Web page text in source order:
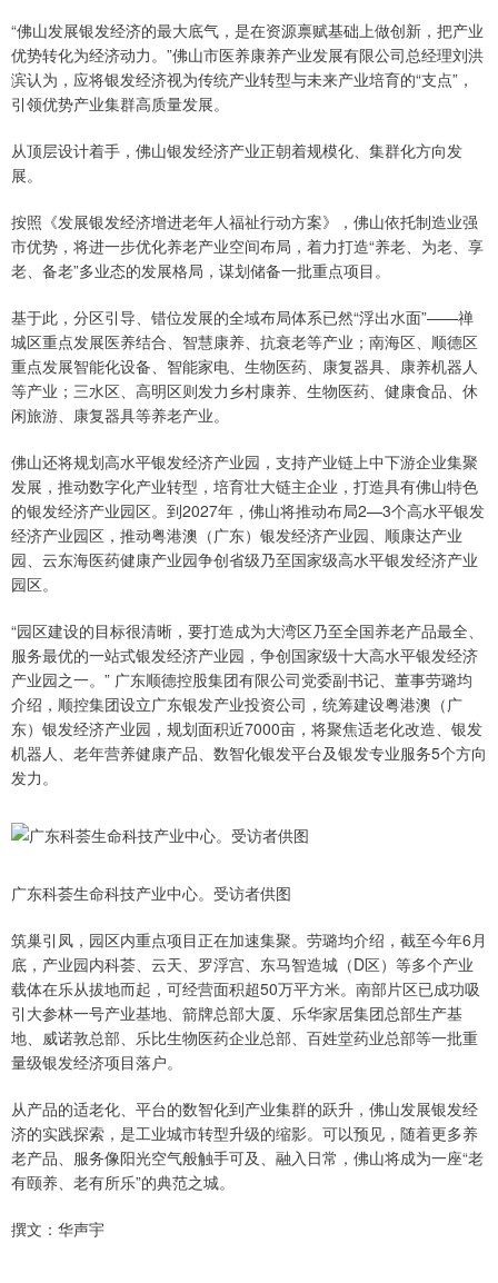
“佛山发展银发经济的最大底气，是在资源禀赋基础上做创新，把产业
优势转化为经济动力。”佛山市医养康养产业发展有限公司总经理刘洪
滨认为，应将银发经济视为传统产业转型与未来产业培育的“支点”，
引领优势产业集群高质量发展。
从顶层设计着手，佛山银发经济产业正朝着规模化、集群化方向发
展。
按照《发展银发经济增进老年人福祉行动方案》，佛山依托制造业强
市优势，将进一步优化养老产业空间布局，着力打造“养老、为老、享
老、备老”多业态的发展格局，谋划储备一批重点项目。
基于此，分区引导、错位发展的全域布局体系已然“浮出水面”——禅
城区重点发展医养结合、智慧康养、抗衰老等产业；南海区、顺德区
重点发展智能化设备、智能家电、生物医药、康复器具、康养机器人
等产业；三水区、高明区则发力乡村康养、生物医药、健康食品、休
闲旅游、康复器具等养老产业。
佛山还将规划高水平银发经济产业园，支持产业链上中下游企业集聚
发展，推动数字化产业转型，培育壮大链主企业，打造具有佛山特色
的银发经济产业园区。到2027年，佛山将推动布局2—3个高水平银发
经济产业园区，推动粤港澳（广东）银发经济产业园、顺康达产业
园、云东海医药健康产业园争创省级乃至国家级高水平银发经济产业
园区。
“园区建设的目标很清晰，要打造成为大湾区乃至全国养老产品最全、
服务最优的一站式银发经济产业园，争创国家级十大高水平银发经济
产业园之一。” 广东顺德控股集团有限公司党委副书记、董事劳璐均
介绍，顺控集团设立广东银发产业投资公司，统筹建设粤港澳（广
东）银发经济产业园，规划面积近7000亩，将聚焦适老化改造、银发
机器人、老年营养健康产品、数智化银发平台及银发专业服务5个方向
发力。
广东科荟生命科技产业中心。受访者供图
筑巢引凤，园区内重点项目正在加速集聚。劳璐均介绍，截至今年6月
底，产业园内科荟、云天、罗浮宫、东马智造城（D区）等多个产业
载体在乐从拔地而起，可经营面积超50万平方米。南部片区已成功吸
引大参林一号产业基地、箭牌总部大厦、乐华家居集团总部生产基
地、威诺敦总部、乐比生物医药企业总部、百姓堂药业总部等一批重
量级银发经济项目落户。
从产品的适老化、平台的数智化到产业集群的跃升，佛山发展银发经
济的实践探索，是工业城市转型升级的缩影。可以预见，随着更多养
老产品、服务像阳光空气般触手可及、融入日常，佛山将成为一座“老
有颐养、老有所乐”的典范之城。
撰文：华声宇